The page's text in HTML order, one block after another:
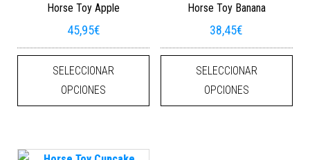
Horse Toy Apple
45,95€
SELECCIONAR
OPCIONES
Este producto tiene múltiples
Horse Toy Banana
38,45€
SELECCIONAR
OPCIONES